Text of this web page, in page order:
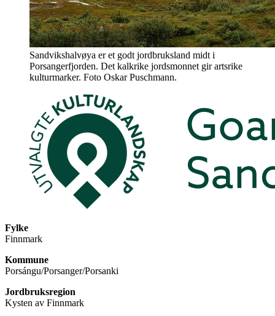
Sandvikshalvøya er et godt jordbruksland midt i
Porsangerfjorden. Det kalkrike jordsmonnet gir artsrike
kulturmarker. Foto Oskar Puschmann.
Fylke
Finnmark
Kommune
Porsángu/Porsanger/Porsanki
Jordbruksregion
Kysten av Finnmark